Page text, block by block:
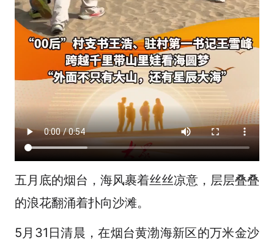
五月底的烟台，海风裹着丝丝凉意，层层叠叠
的浪花翻涌着扑向沙滩。
5月31日清晨，在烟台黄渤海新区的万米金沙